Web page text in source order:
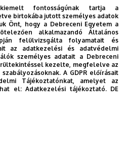
a Debreceni
fontosságúnak tartja a
birtokába jutott személyes adatok
Önt, hogy a Debreceni Egyetem a
alkalmazandó Általános
felülvizsgálta folyamatait és
az adatkezelési és adatvédelmi
személyes adatait a Debreceni
kezelte, megfelelve az
A GDPR előírásait
Tájékoztatónkat, amelyet az
el:Adatkezelési tájékoztató. DE